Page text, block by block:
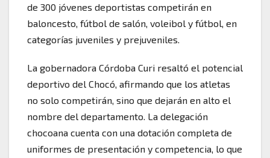
de 300 jóvenes deportistas competirán en
baloncesto, fútbol de salón, voleibol y fútbol, en
categorías juveniles y prejuveniles.
La gobernadora Córdoba Curi resaltó el potencial
deportivo del Chocó, afirmando que los atletas
no solo competirán, sino que dejarán en alto el
nombre del departamento. La delegación
chocoana cuenta con una dotación completa de
uniformes de presentación y competencia, lo que